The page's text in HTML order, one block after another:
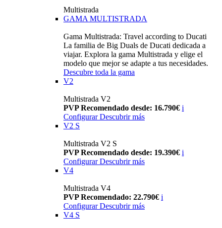
Multistrada
GAMA MULTISTRADA
Gama Multistrada: Travel according to Ducati
La familia de Big Duals de Ducati dedicada a
viajar. Explora la gama Multistrada y elige el
modelo que mejor se adapte a tus necesidades.
Descubre toda la gama
V2
Multistrada V2
PVP Recomendado desde: 16.790€ i
Configurar Descubrir más
V2 S
Multistrada V2 S
PVP Recomendado desde: 19.390€ i
Configurar Descubrir más
V4
Multistrada V4
PVP Recomendado: 22.790€ i
Configurar Descubrir más
V4 S